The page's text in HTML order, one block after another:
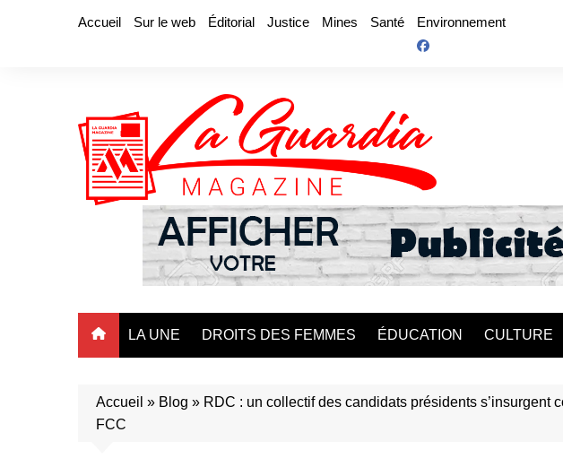
Accueil Sur le web Éditorial Justice Mines Santé Environnement
LA UNE DROITS DES FEMMES ÉDUCATION CULTURE
Accueil » Blog » RDC : un collectif des candidats présidents
FCC